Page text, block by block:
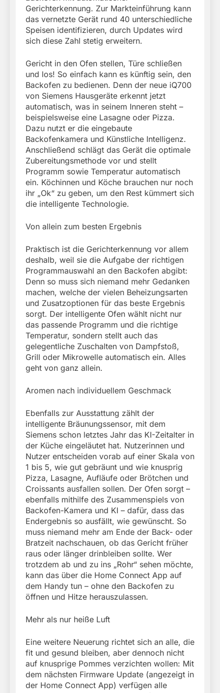
Gerichterkennung. Zur Markteinführung kann
das vernetzte Gerät rund 40 unterschiedliche
Speisen identifizieren, durch Updates wird
sich diese Zahl stetig erweitern.
Gericht in den Ofen stellen, Türe schließen
und los! So einfach kann es künftig sein, den
Backofen zu bedienen. Denn der neue iQ700
von Siemens Hausgeräte erkennt jetzt
automatisch, was in seinem Inneren steht –
beispielsweise eine Lasagne oder Pizza.
Dazu nutzt er die eingebaute
Backofenkamera und Künstliche Intelligenz.
Anschließend schlägt das Gerät die optimale
Zubereitungsmethode vor und stellt
Programm sowie Temperatur automatisch
ein. Köchinnen und Köche brauchen nur noch
ihr „Ok“ zu geben, um den Rest kümmert sich
die intelligente Technologie.
Von allein zum besten Ergebnis
Praktisch ist die Gerichterkennung vor allem
deshalb, weil sie die Aufgabe der richtigen
Programmauswahl an den Backofen abgibt:
Denn so muss sich niemand mehr Gedanken
machen, welche der vielen Beheizungsarten
und Zusatzoptionen für das beste Ergebnis
sorgt. Der intelligente Ofen wählt nicht nur
das passende Programm und die richtige
Temperatur, sondern stellt auch das
gelegentliche Zuschalten von Dampfstoß,
Grill oder Mikrowelle automatisch ein. Alles
geht von ganz allein.
Aromen nach individuellem Geschmack
Ebenfalls zur Ausstattung zählt der
intelligente Bräunungssensor, mit dem
Siemens schon letztes Jahr das KI-Zeitalter in
der Küche eingeläutet hat. Nutzerinnen und
Nutzer entscheiden vorab auf einer Skala von
1 bis 5, wie gut gebräunt und wie knusprig
Pizza, Lasagne, Aufläufe oder Brötchen und
Croissants ausfallen sollen. Der Ofen sorgt –
ebenfalls mithilfe des Zusammenspiels von
Backofen-Kamera und KI – dafür, dass das
Endergebnis so ausfällt, wie gewünscht. So
muss niemand mehr am Ende der Back- oder
Bratzeit nachschauen, ob das Gericht früher
raus oder länger drinbleiben sollte. Wer
trotzdem ab und zu ins „Rohr“ sehen möchte,
kann das über die Home Connect App auf
dem Handy tun – ohne den Backofen zu
öffnen und Hitze herauszulassen.
Mehr als nur heiße Luft
Eine weitere Neuerung richtet sich an alle, die
fit und gesund bleiben, aber dennoch nicht
auf knusprige Pommes verzichten wollen: Mit
dem nächsten Firmware Update (angezeigt in
der Home Connect App) verfügen alle